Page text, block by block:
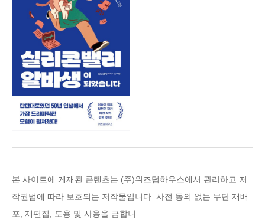
본 사이트에 게재된 콘텐츠는 (주)위즈덤하우스에서 관리하고 저
작권법에 따라 보호되는 저작물입니다. 사전 동의 없는 무단 재배
포, 재편집, 도용 및 사용을 금합니